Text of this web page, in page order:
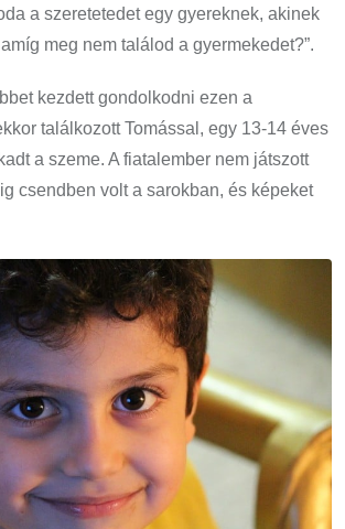
a szeretetedet egy gyereknek, akinek
meg nem találod a gyermekedet?”.
kezdett gondolkodni ezen a
találkozott Tomással, egy 13-14 éves
a szeme. A fiatalember nem játszott
csendben volt a sarokban, és képeket